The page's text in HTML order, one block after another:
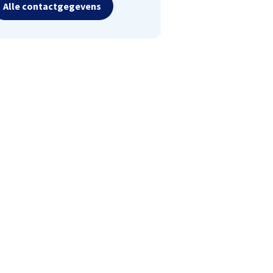
Alle contactgegevens